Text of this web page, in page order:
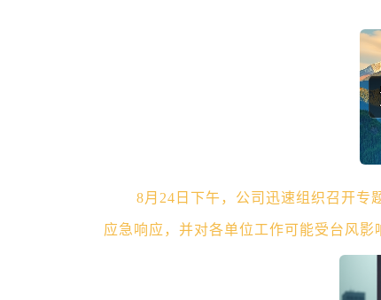
8月24日下午，公司迅速组织召开专
应急响应，并对各单位工作可能受台风影